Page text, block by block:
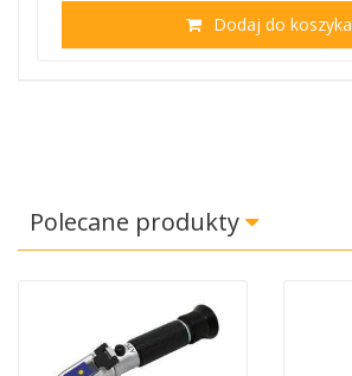
Dodaj do koszyka
Polecane produkty